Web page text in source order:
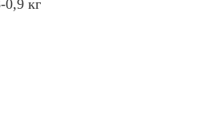
0,9 кг